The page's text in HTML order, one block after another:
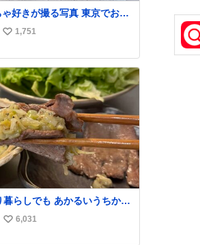
が撮る写真 東京でおも
写真→
い
ね
数
1,751
らしでも あかるいうちから
ンでひとり焼肉できてしあ
わせだもん՞ o̴̶̷̥ ̫ o̴̶̷̥ ՞い
6,031